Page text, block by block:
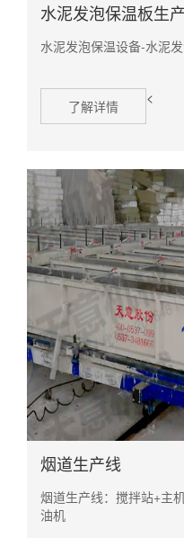
水泥发泡保温板生
水泥发泡保温设备-水泥
了解详情 <
烟道生产线
烟道生产线：搅拌站+主
油机